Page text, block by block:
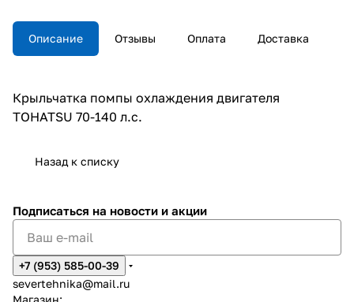
Описание Отзывы Оплата Доставка
Крыльчатка помпы охлаждения двигателя
TOHATSU 70-140 л.с.
Назад к списку
Подписаться на новости и акции
+7 (953) 585-00-39
severtehnika@mail.ru
Магазин: